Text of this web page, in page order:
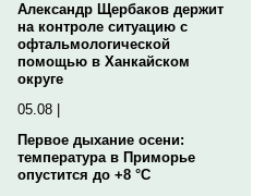
Александр Щербаков держит
на контроле ситуацию с
офтальмологической
помощью в Ханкайском
округе
05.08 |
Первое дыхание осени:
температура в Приморье
опустится до +8 °C